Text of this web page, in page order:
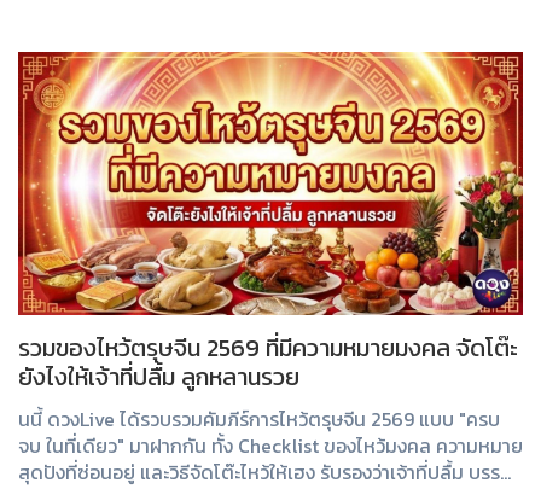
รวมของไหว้ตรุษจีน 2569 ที่มีความหมายมงคล จัดโต๊ะ
ยังไงให้เจ้าที่ปลื้ม ลูกหลานรวย
นนี้ ดวงLive ได้รวบรวมคัมภีร์การไหว้ตรุษจีน 2569 แบบ "ครบ
จบ ในที่เดียว" มาฝากกัน ทั้ง Checklist ของไหว้มงคล ความหมาย
สุดปังที่ซ่อนอยู่ และวิธีจัดโต๊ะไหว้ให้เฮง รับรองว่าเจ้าที่ปลื้ม บรรพ